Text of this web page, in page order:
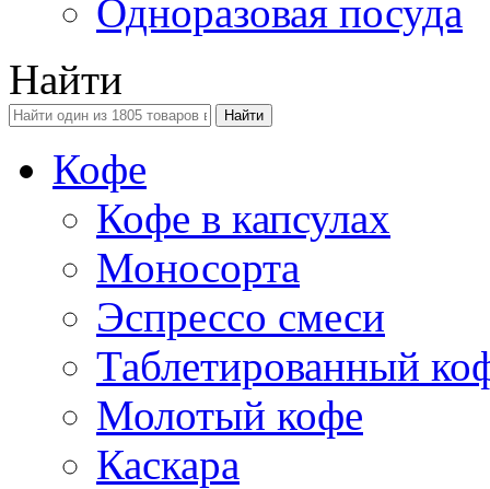
Одноразовая посуда
Найти
Кофе
Кофе в капсулах
Моносорта
Эспрессо смеси
Таблетированный
Молотый кофе
Каскара